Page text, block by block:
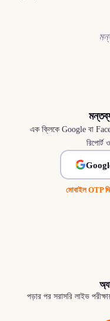
এক ক্লিকে Google বা
মোবাইল OTP
পড়ার পর সরাসরি লাইভ